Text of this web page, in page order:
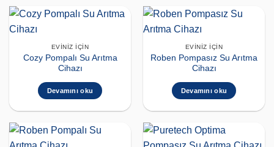
EVINIZ İÇIN
Cozy Pompalı Su Arıtma
Cihazı
Devamını oku
EVINIZ İÇIN
Roben Pompasız Su Arıtma
Cihazı
Devamını oku